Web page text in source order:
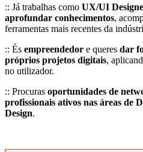
:: Já trabalhas como UX/UI
aprofundar conhecimentos,
ferramentas mais recentes da
:: És empreendedor e queres dar
próprios projetos digitais,
no utilizador.
:: Procuras oportunidades de
profissionais ativos nas áreas de
Design.